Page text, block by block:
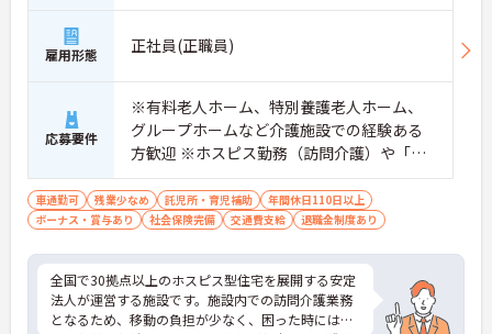
【頑張りがしっかり給与・評価に反映される職場で
す】
・処遇改善手当78,000円、賞与は年2回＋処遇改善
・入社半年でリーダーを任されたスタッフの実績が
あるなど、年次にかかわらず頑張りが評価され、キ
ャリアアップを実現できる職場環境です
【働きやすい休日・残業面と、長く安心して働ける
福利厚生が魅力です】
・月9日公休に加え、夏季・冬季休暇各3日が確保さ
れており（年間休日113日）、オンオフのメリハリ
をつけて働くことができます。
・全社平均残業月5時間程度と、業界平均を大きく
下回る少ない残業時間を実現しています
・退職金制度（勤続3年以上）・保育手当・育児短
時間勤務・マインドフルネスプログラムなど、長期
雇用形態 正社員(正職員)
応募要件
※有料老人ホーム、特別養護老人ホーム、
グループホームなど介護施設での経験ある
方歓迎 ※ホスピス勤務（訪問介護）や「看
取り」が初めての方も可
車通勤可 残業少なめ 託児所・育児補助
年間休日110日以上
ボーナス・賞与あり
社会保険完備 交通費支給 退職金制度あり
全国で30拠点以上のホスピス型住宅を展開する安定
法人が運営する施設です。施設内での訪問介護業務
となるため、移動の負担が少なく、困った時にはす